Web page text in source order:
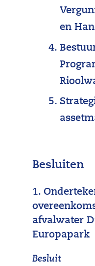
en
Besluiten
1.
afvalwater
Europapark
Besluit